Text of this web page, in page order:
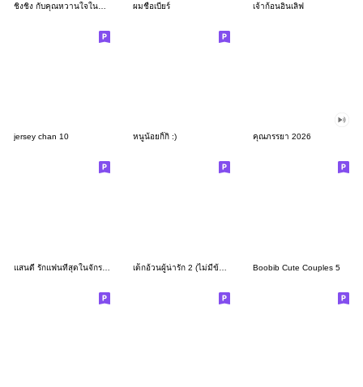
ผมชื่อเบียร์ เจ้าก้อนอินเลิฟ
jersey chan 10 หนูน้อยกิ๊กิ :) คุณภรรยา 2026
Boobib Cute Couples 5